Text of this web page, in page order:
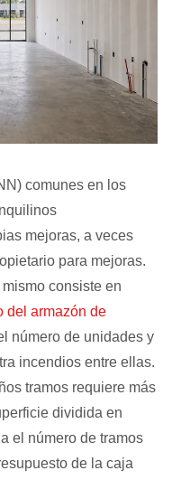
comunes en los
mejoras, a veces
para mejoras.
consiste en
del armazón de
número de unidades y
incendios entre ellas.
tramos requiere más
dividida en
el número de tramos
de la caja